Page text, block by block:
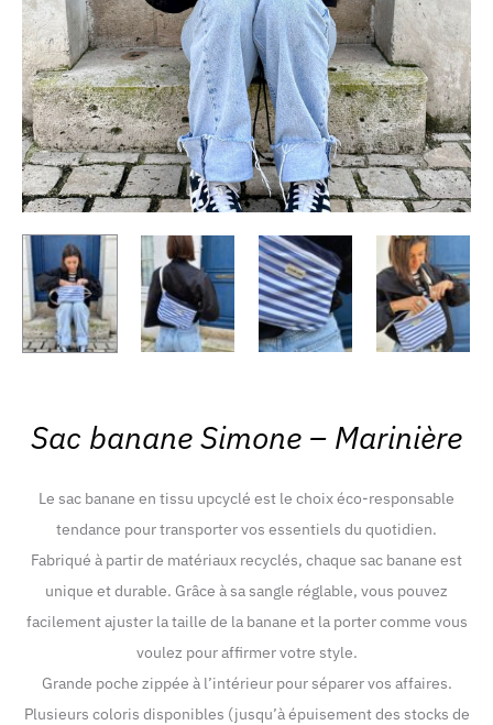
Sac banane Simone – Marinière
Le sac banane en tissu upcyclé est le choix éco-responsable
tendance pour transporter vos essentiels du quotidien.
Fabriqué à partir de matériaux recyclés, chaque sac banane est
unique et durable. Grâce à sa sangle réglable, vous pouvez
facilement ajuster la taille de la banane et la porter comme vous
voulez pour affirmer votre style.
Grande poche zippée à l’intérieur pour séparer vos affaires.
Plusieurs coloris disponibles (jusqu’à épuisement des stocks de